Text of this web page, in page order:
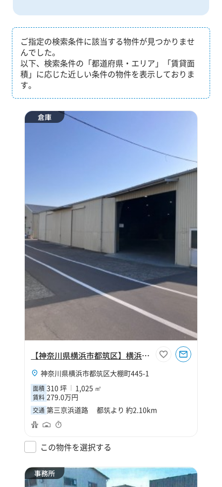
ご指定の検索条件に該当する物件が見つかりませ
んでした。
以下、検索条件の「都道府県・エリア」「賃貸面
積」に応じた近しい条件の物件を表示しておりま
す。
倉庫
【神奈川県横浜市都筑区】横浜中央２
神奈川県横浜市都筑区大棚町445-1
面積 310 坪 1,025 ㎡
賃料 279.0万円
交通 第三京浜道路 都筑より 約2.10km
この物件を選択する
事務所